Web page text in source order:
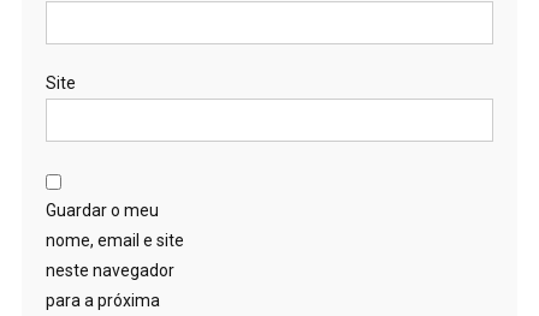
Site
Guardar o meu
nome, email e site
neste navegador
para a próxima